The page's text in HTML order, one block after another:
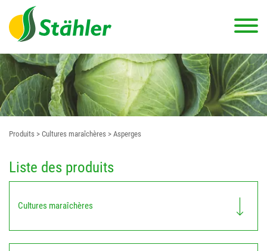
Produits > Cultures maraîchères > Asperges
Liste des produits
Cultures maraîchères